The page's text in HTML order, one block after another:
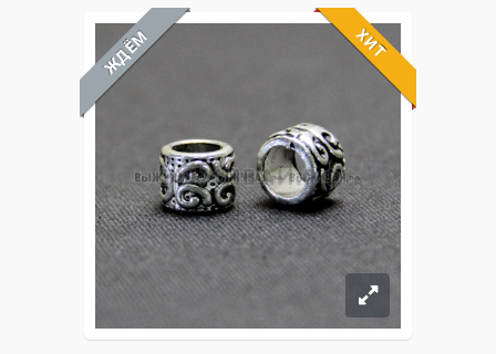
ЖДЁМ ХИТ